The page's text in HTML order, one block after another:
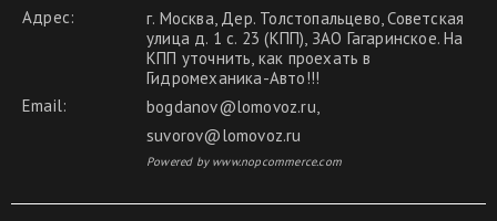
Адрес:
г. Москва, Дер. Толстопальцево, Советская
улица д. 1 с. 23 (КПП), ЗАО Гагаринское. На
КПП уточнить, как проехать в
Гидромеханика-Авто!!!
Email:
bogdanov@lomovoz.ru,
suvorov@lomovoz.ru
Powered by www.nopcommerce.com